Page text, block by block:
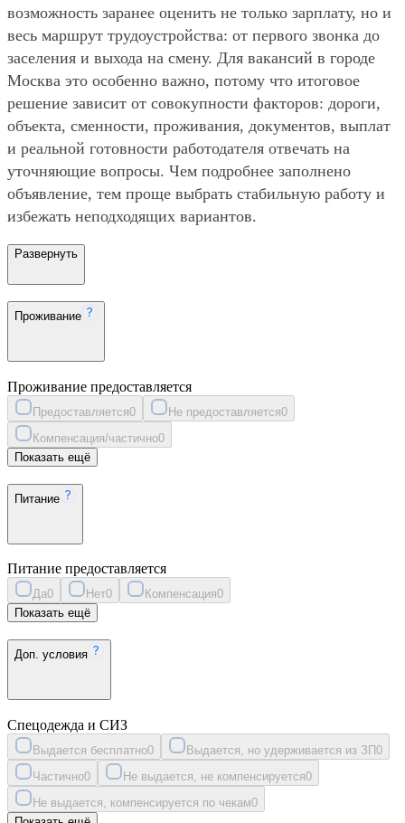
возможность заранее оценить не только зарплату, но и
весь маршрут трудоустройства: от первого звонка до
заселения и выхода на смену. Для вакансий в городе
Москва это особенно важно, потому что итоговое
решение зависит от совокупности факторов: дороги,
объекта, сменности, проживания, документов, выплат
и реальной готовности работодателя отвечать на
уточняющие вопросы. Чем подробнее заполнено
объявление, тем проще выбрать стабильную работу и
избежать неподходящих вариантов.
Развернуть
Проживание
Проживание предоставляется
Предоставляется0 Не предоставляется0
Компенсация/частично0
Показать ещё
Питание
Питание предоставляется
Да0 Нет0 Компенсация0
Показать ещё
Доп. условия
Спецодежда и СИЗ
Выдается бесплатно0 Выдается, но удерживается из ЗП0
Частично0 Не выдается, не компенсируется0
Не выдается, компенсируется по чекам0